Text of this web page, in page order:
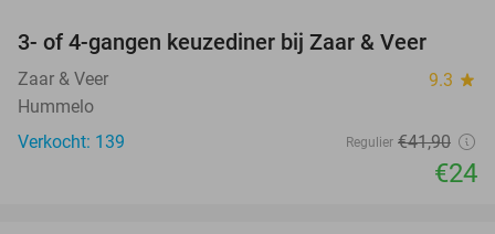
3- of 4-gangen keuzediner bij Zaar & Veer
Zaar & Veer 9.3 star
Hummelo
Verkocht: 139
Regulier €41,90
€24